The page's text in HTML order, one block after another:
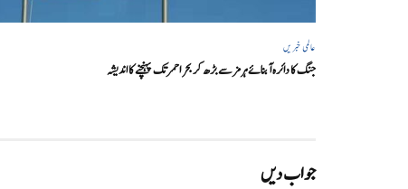
عالمی خبریں
جنگ کا دائرہ آبنائے ہرمز سے بڑھ کر بحر احمر تک پہنچنے کا اندیشہ
جواب دیں